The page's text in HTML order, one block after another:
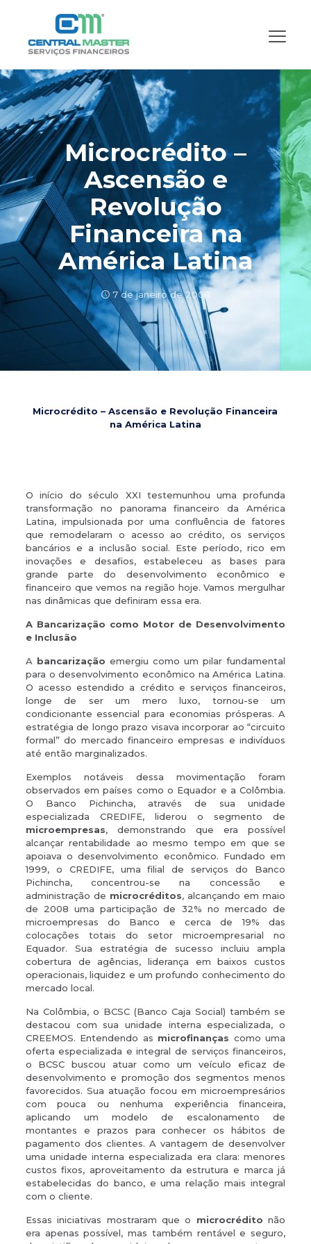
Microcrédito –
Ascensão e
Revolução
Financeira na
América Latina
7 de janeiro de 2008
Microcrédito – Ascensão e Revolução Financeira
na América Latina
O início do século XXI testemunhou uma profunda
transformação no panorama financeiro da América
Latina, impulsionada por uma confluência de fatores
que remodelaram o acesso ao crédito, os serviços
bancários e a inclusão social. Este período, rico em
inovações e desafios, estabeleceu as bases para
grande parte do desenvolvimento econômico e
financeiro que vemos na região hoje. Vamos mergulhar
nas dinâmicas que definiram essa era.
A Bancarização como Motor de Desenvolvimento
e Inclusão
A bancarização emergiu como um pilar fundamental
para o desenvolvimento econômico na América Latina.
O acesso estendido a crédito e serviços financeiros,
longe de ser um mero luxo, tornou-se um
condicionante essencial para economias prósperas. A
estratégia de longo prazo visava incorporar ao “circuito
formal” do mercado financeiro empresas e indivíduos
até então marginalizados.
Exemplos notáveis dessa movimentação foram
observados em países como o Equador e a Colômbia.
O Banco Pichincha, através de sua unidade
especializada CREDIFE, liderou o segmento de
microempresas, demonstrando que era possível
alcançar rentabilidade ao mesmo tempo em que se
apoiava o desenvolvimento econômico. Fundado em
1999, o CREDIFE, uma filial de serviços do Banco
Pichincha, concentrou-se na concessão e
administração de microcréditos, alcançando em maio
de 2008 uma participação de 32% no mercado de
microempresas do Banco e cerca de 19% das
colocações totais do setor microempresarial no
Equador. Sua estratégia de sucesso incluiu ampla
cobertura de agências, liderança em baixos custos
operacionais, liquidez e um profundo conhecimento do
mercado local.
Na Colômbia, o BCSC (Banco Caja Social) também se
destacou com sua unidade interna especializada, o
CREEMOS. Entendendo as microfinanças como uma
oferta especializada e integral de serviços financeiros,
o BCSC buscou atuar como um veículo eficaz de
desenvolvimento e promoção dos segmentos menos
favorecidos. Sua atuação focou em microempresários
com pouca ou nenhuma experiência financeira,
aplicando um modelo de escalonamento de
montantes e prazos para conhecer os hábitos de
pagamento dos clientes. A vantagem de desenvolver
uma unidade interna especializada era clara: menores
custos fixos, aproveitamento da estrutura e marca já
estabelecidas do banco, e uma relação mais integral
com o cliente.
Essas iniciativas mostraram que o microcrédito não
era apenas possível, mas também rentável e seguro,